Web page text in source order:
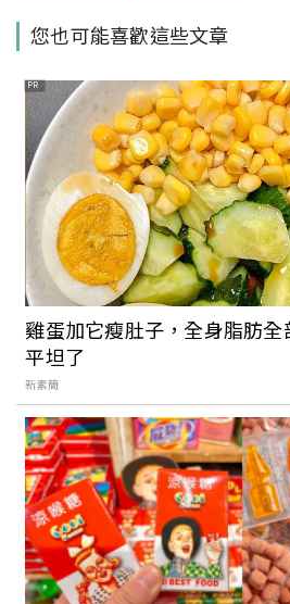
您也可能喜歡這些文章
PR
雞蛋加它瘦肚子，全身脂肪
平坦了
新素簡